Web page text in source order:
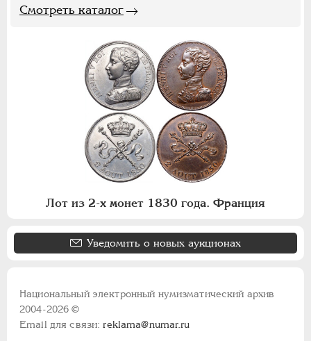
Смотреть каталог
Лот из 2-х монет 1830 года. Франция
Уведомить о новых аукционах
Национальный электронный нумизматический архив
2004-2026 ©
Email для связи:reklama@numar.ru